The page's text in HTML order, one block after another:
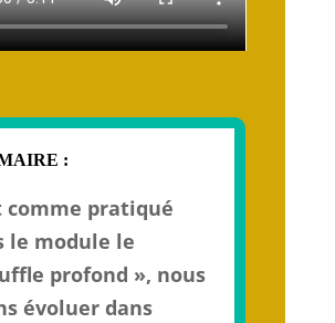
:
comme pratiqué
le module le
profond », nous
évoluer dans